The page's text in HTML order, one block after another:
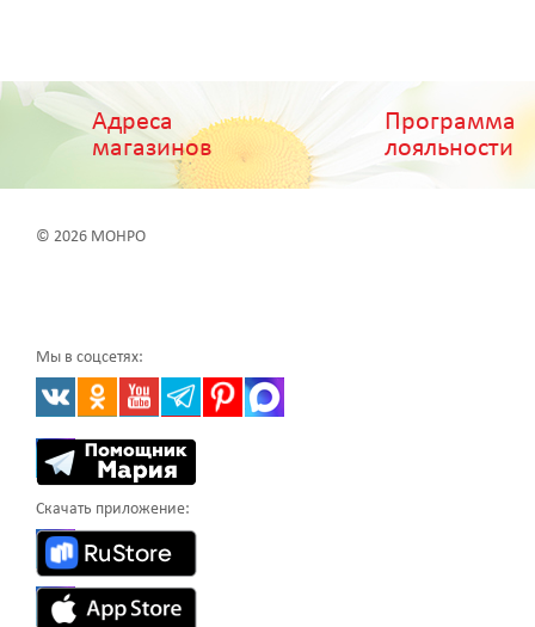
Адреса
магазинов
Программа
лояльности
© 2026 МОНРО
Мы в соцсетях:
Скачать приложение: